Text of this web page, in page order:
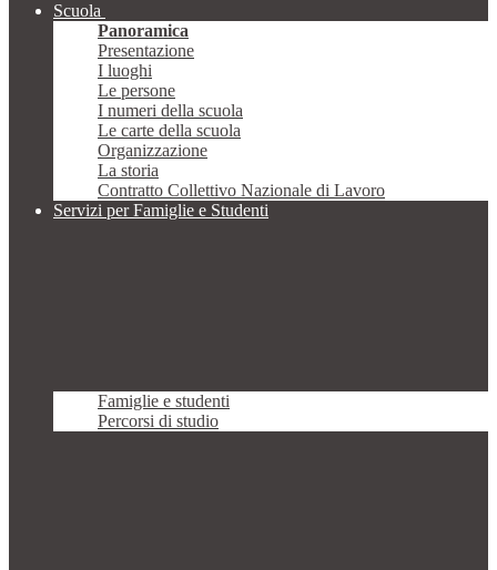
Scuola
Panoramica
Presentazione
I luoghi
Le persone
I numeri della scuola
Le carte della scuola
Organizzazione
La storia
Contratto Collettivo Nazionale di Lavoro
Servizi per Famiglie e Studenti
Famiglie e studenti
Percorsi di studio